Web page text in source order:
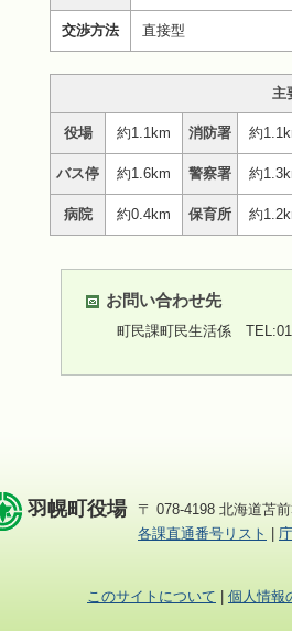
交渉方法 直接型
主
役場 約1.1km 消防署 約
バス停 約1.6km 警察署 約
病院 約0.4km 保育所 約
お問い合わせ先
町民課町民生活係
羽幌町役場
〒 078-4198 北海道苫
各課直通番号リスト
このサイトについて 個人情報